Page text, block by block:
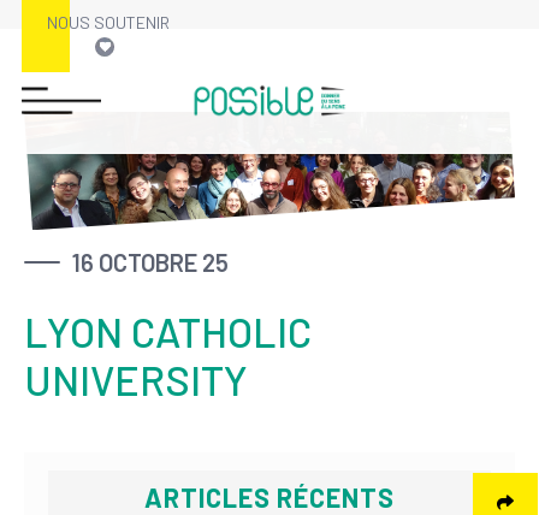
Skip
content
NOUS SOUTENIR
16 OCTOBRE 25
LYON CATHOLIC
UNIVERSITY
ARTICLES RÉCENTS